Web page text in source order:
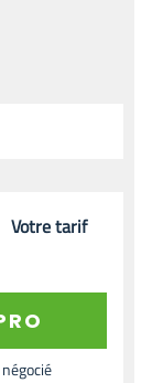
Votre tarif